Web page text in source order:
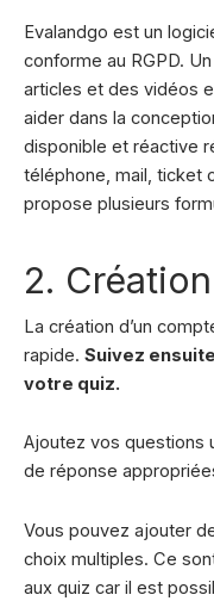
Evalandgo est un
conforme au RGPD.
articles et des vidéos
aider dans la
disponible et réactive
téléphone, mail, ticket
propose plusieurs
2.
La création d’un
rapide. Suivez
votre quiz.
Ajoutez vos questions
de réponse
Vous pouvez ajouter
choix multiples. Ce
aux quiz car il est